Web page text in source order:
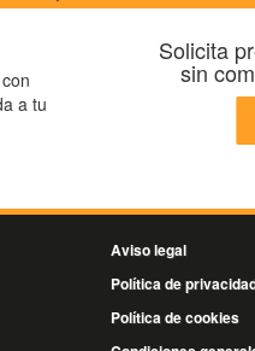
a tu
Solicita
sin
Aviso legal
Política de
Política de cookies